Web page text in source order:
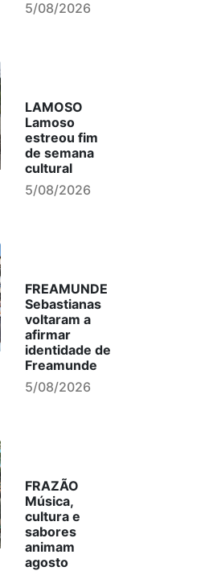
5/08/2026
LAMOSO
Lamoso
estreou fim
de semana
cultural
5/08/2026
FREAMUNDE
Sebastianas
voltaram a
afirmar
identidade de
Freamunde
5/08/2026
FRAZÃO
Música,
cultura e
sabores
animam
agosto